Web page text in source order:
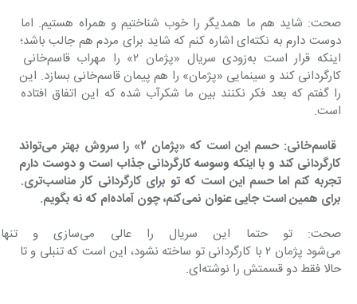
صحت: شاید هم ما همدیگر را خوب شناختیم و همراه هستیم. اما
دوست دارم به نکته‌ای اشاره کنم که شاید برای مردم هم جالب باشد؛
اینکه قرار است به‌زودی سریال «پژمان ٢» را مهراب قاسم‌خانی
کارگردانی کند و سینمایی «پژمان» را هم پیمان قاسم‌خانی بسازد. این
را گفتم که بعد فکر نکنند بین ما شکرآب شده که این اتفاق افتاده
است.
قاسم‌خانی: حسم این است که «پژمان ٢» را سروش بهتر می‌تواند
کارگردانی کند و با اینکه وسوسه کارگردانی جذاب است و دوست دارم
تجربه کنم اما حسم این است که تو برای کارگردانی کار مناسب‌تری.
برای همین است جایی عنوان نمی‌کنم، چون آماده‌ام که نه بگویم.
صحت: تو حتما این سریال
می‌شود پژمان ٢ با کارگردانی تو ساخته نشود، این است که تنبلی و تا
حالا فقط دو قسمتش را نوشته‌ای.